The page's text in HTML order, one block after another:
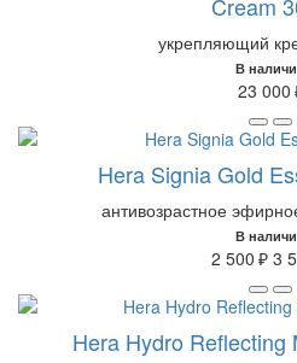
укрепляющий
В
23 000
Hera Signia Gold
антивозрастное
В
2 500 ₽ 3
Hera Hydro Reflecting